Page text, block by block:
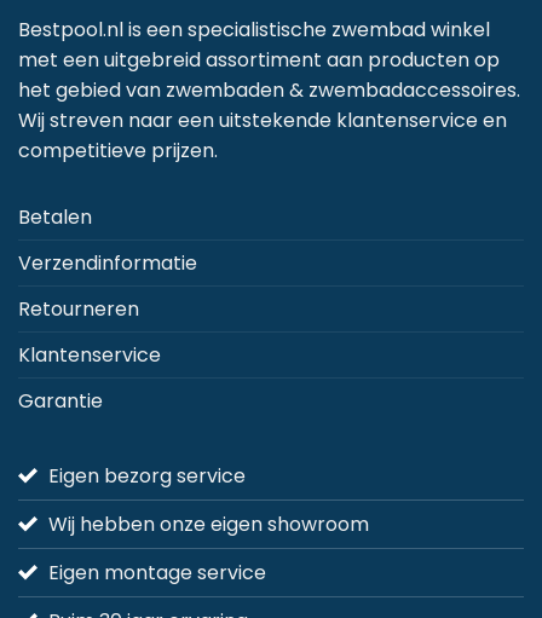
Bestpool.nl is een specialistische zwembad winkel
met een uitgebreid assortiment aan producten op
het gebied van zwembaden & zwembadaccessoires.
Wij streven naar een uitstekende klantenservice en
competitieve prijzen.
Betalen
Verzendinformatie
Retourneren
Klantenservice
Garantie
Eigen bezorg service
Wij hebben onze eigen showroom
Eigen montage service